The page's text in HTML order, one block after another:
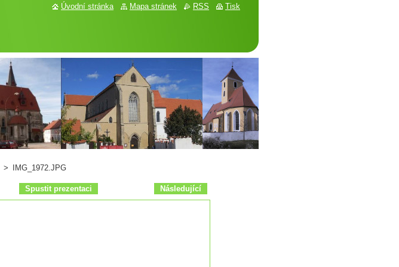
> IMG_1972.JPG
Spustit prezentaci Následující
Úvodní stránka Mapa stránek RSS Tisk